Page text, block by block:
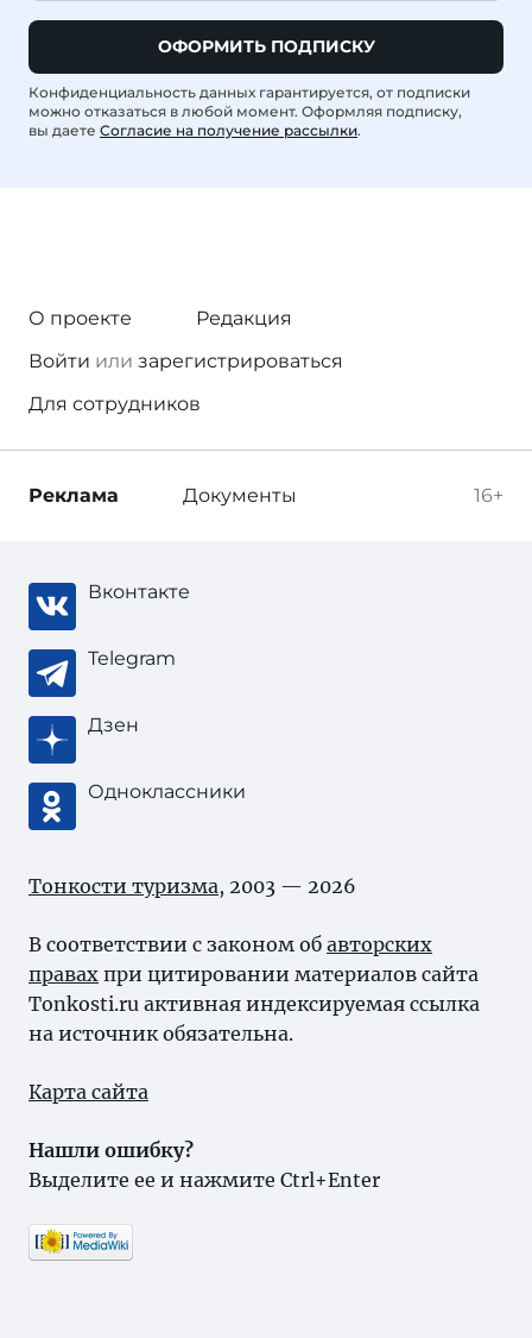
ОФОРМИТЬ ПОДПИСКУ
Конфиденциальность данных гарантируется, от подписки
можно отказаться в любой момент. Оформляя подписку,
вы даете Согласие на получение рассылки.
О проекте
Редакция
Войти или зарегистрироваться
Для сотрудников
16+
Реклама Документы
Вконтакте
Telegram
Дзен
Одноклассники
Тонкости туризма, 2003 — 2026
В соответствии с законом об авторских
правах при цитировании материалов сайта
Tonkosti.ru активная индексируемая ссылка
на источник обязательна.
Карта сайта
Нашли ошибку?
Выделите ее и нажмите Ctrl+Enter